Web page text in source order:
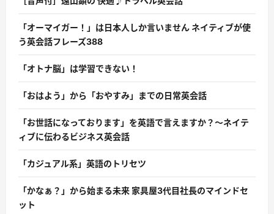
「オーマイガー！」は日本人しか言いません ネイティブが使
う英会話フレーズ388
「オトナ脳」は学習できない！
「おはよう」から「おやすみ」までの日常英会話
「お世話になっております」を英語で言えますか？〜ネイテ
ィブに伝わるビジネス英会話
「カジュアル系」英語のトリセツ
「かなぁ？」から始まる未来 家具屋3代目社長のマインドセ
ット